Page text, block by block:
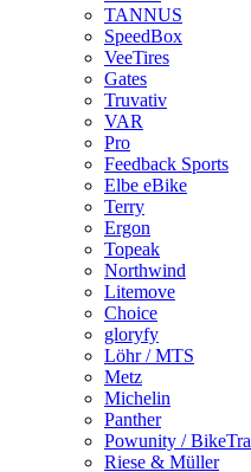
TANNUS
SpeedBox
VeeTires
Gates
Truvativ
VAR
Pro
Feedback Sports
Elbe eBike
Terry
Ergon
Topeak
Northwind
Litemove
Choice
gloryfy
Löhr / MTS
Metz
Michelin
Panther
Powunity /
Riese & Müller